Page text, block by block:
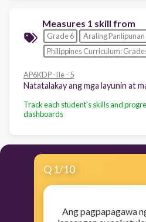
Measures 1 skill from
Grade 6
Araling Panlipunan
Philippines Curriculum:
AP6KDP -IIe - 5
Track each student's skills and
dashboards
Q 1/10
Ang pagpapagawa